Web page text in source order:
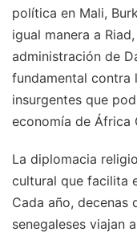
política en Mali,
igual manera a
administración de
fundamental contra
insurgentes que
economía de África
La diplomacia
cultural que facilita
Cada año, decenas
senegaleses viajan